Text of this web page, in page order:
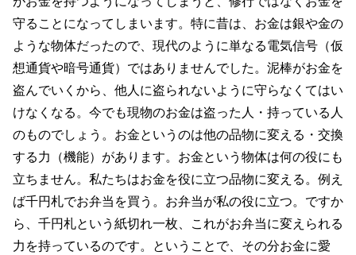
守ることになってしまいます。特に昔は、お金は銀や金の
ような物体だったので、現代のように単なる電気信号（仮
想通貨や暗号通貨）ではありませんでした。泥棒がお金を
盗んでいくから、他人に盗られないように守らなくてはい
けなくなる。今でも現物のお金は盗った人・持っている人
のものでしょう。お金というのは他の品物に変える・交換
する力（機能）があります。お金という物体は何の役にも
立ちません。私たちはお金を役に立つ品物に変える。例え
ば千円札でお弁当を買う。お弁当が私の役に立つ。ですか
ら、千円札という紙切れ一枚、これがお弁当に変えられる
力を持っているのです。ということで、その分お金に愛